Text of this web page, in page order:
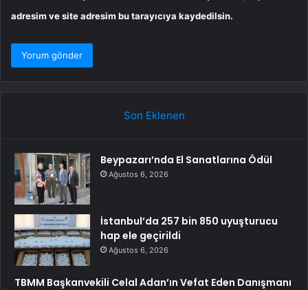
adresim ve site adresim bu tarayıcıya kaydedilsin.
Son Eklenen
Beypazarı’nda El Sanatlarına Ödül
Ağustos 6, 2026
İstanbul’da 257 bin 850 uyuşturucu
hap ele geçirildi
Ağustos 6, 2026
TBMM Başkanvekili Celal Adan’ın Vefat Eden Danışmanı